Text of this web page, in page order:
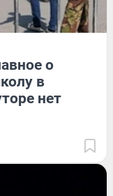
о
в
нет